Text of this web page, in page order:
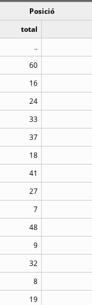
Posició
total
..
60
16
24
33
37
18
41
27
7
48
9
32
8
19